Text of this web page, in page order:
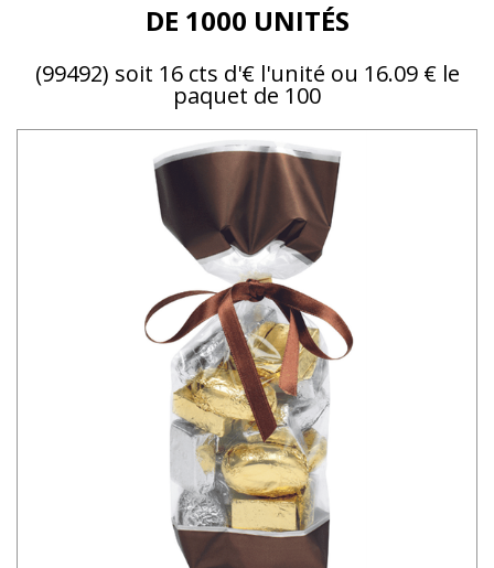
DE 1000 UNITÉS
(99492) soit 16 cts d'€ l'unité ou 16.09 € le
paquet de 100